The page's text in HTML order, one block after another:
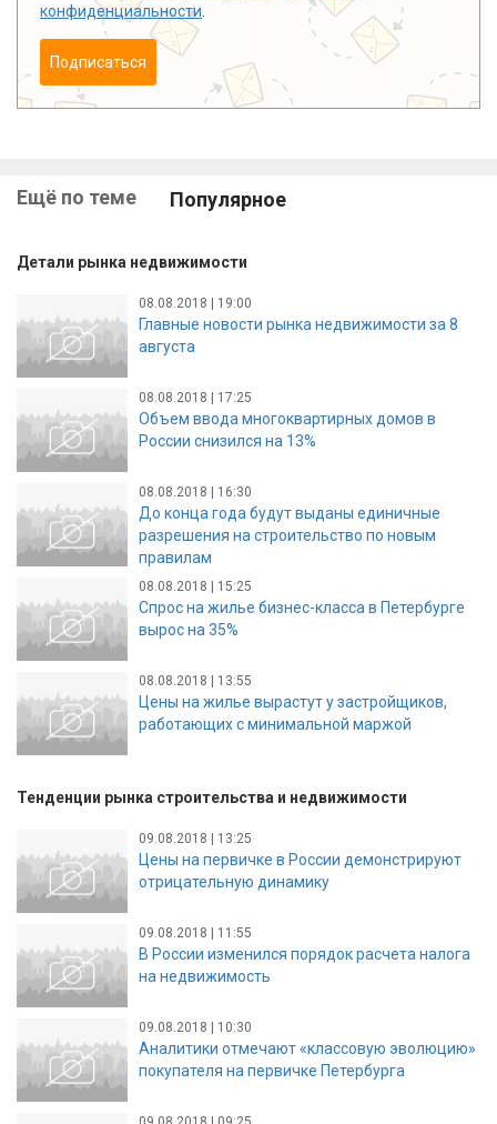
конфиденциальности
Подписаться
Ещё по теме Популярное
Детали рынка недвижимости
08.08.2018 | 19:00
Главные новости рынка недвижимости за 8
августа
08.08.2018 | 17:25
Объем ввода многоквартирных домов в
России снизился на 13%
08.08.2018 | 16:30
До конца года будут выданы единичные
разрешения на строительство по новым
правилам
08.08.2018 | 15:25
Спрос на жилье бизнес-класса в Петербурге
вырос на 35%
08.08.2018 | 13:55
Цены на жилье вырастут у застройщиков,
работающих с минимальной маржой
Тенденции рынка строительства и недвижимости
09.08.2018 | 13:25
Цены на первичке в России демонстрируют
отрицательную динамику
09.08.2018 | 11:55
В России изменился порядок расчета налога
на недвижимость
09.08.2018 | 10:30
Аналитики отмечают «классовую эволюцию»
покупателя на первичке Петербурга